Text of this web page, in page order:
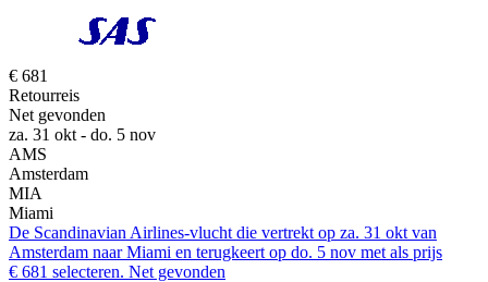
€ 681
Retourreis
Net gevonden
za. 31 okt - do. 5 nov
AMS
Amsterdam
MIA
Miami
De Scandinavian Airlines-vlucht die vertrekt op za. 31 okt van
Amsterdam naar Miami en terugkeert op do. 5 nov met als prijs
€ 681 selecteren. Net gevonden